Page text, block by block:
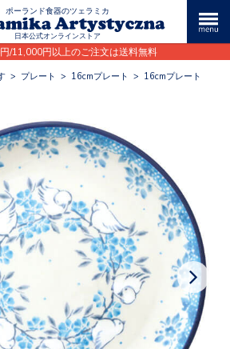
ポーランド食器のツェラミカ
日本公式オンラインストア
/11,000円以上のご注文は送料無料
> プレート > 16cmプレート > 16cmプレート